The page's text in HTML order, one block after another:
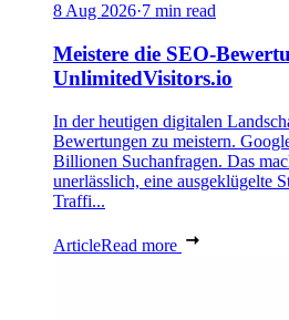
8 Aug 2026·7 min read
Meistere die SEO-
UnlimitedVisitors.io
In der heutigen digitalen
Bewertungen zu meistern.
Billionen Suchanfragen. Das
unerlässlich, eine ausgeklügelte
Traffi...
ArticleRead more